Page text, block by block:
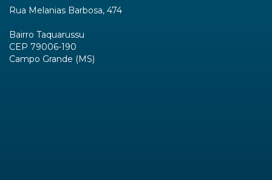
Rua Melanias Barbosa, 474
Bairro Taquarussu
CEP 79006-190
Campo Grande (MS)